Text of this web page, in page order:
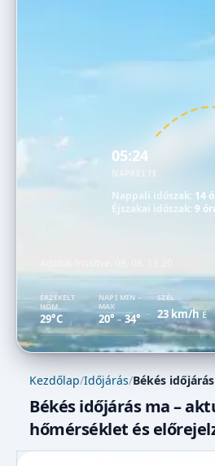
05:24
Nappali időszak: 14
Éjszakai időszak: 9
ÉRZÉKELT
HŐM.
29°C
NAPI MIN –
MAX
20° –34°
SZÉL
23 km/hÉ
Kezdőlap/Időjárás/Békés időjárás
Békés időjárás ma –
hőmérséklet és